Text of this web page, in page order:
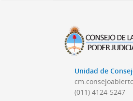
Unidad de
(011) 4124-5247